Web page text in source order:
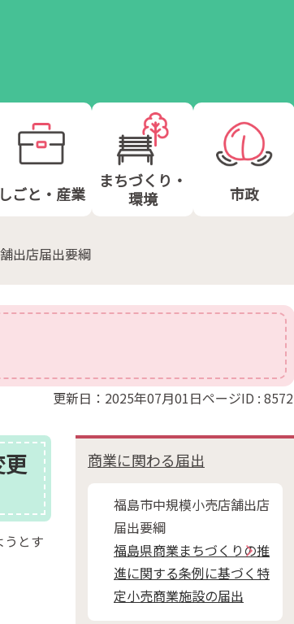
しごと・産業
まちづくり・
環境
市政
出店届出要綱
更新日：2025年07月01日ページID : 8572
更
うとす
商業に関わる届出
福島市中規模小売店舗出店
届出要綱
福島県商業まちづくりの推
進に関する条例に基づく特
定小売商業施設の届出